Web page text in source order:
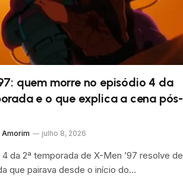
quem morre no episódio 4 da
e o que explica a cena pós-
Amorim julho 8, 2026
da 2ª temporada de X-Men ’97 resolve de
que pairava desde o início do…